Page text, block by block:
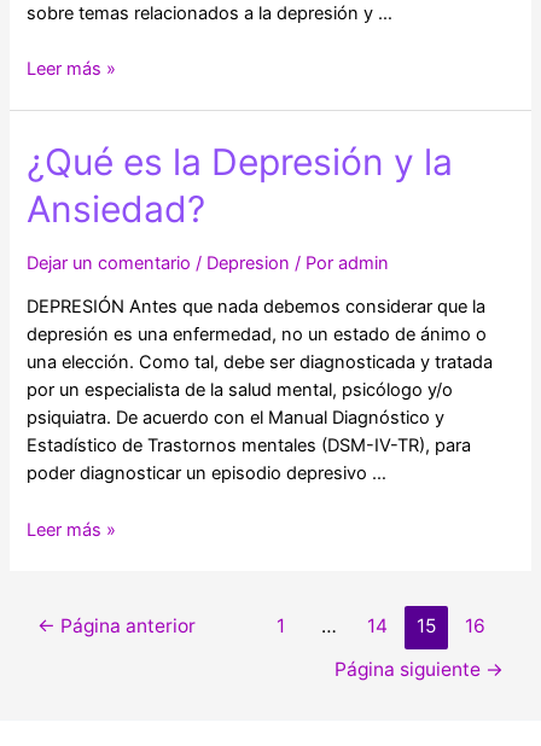
sobre temas relacionados a la depresión y …
Fundación
Lucha
Contra
la
cambia
identidad
visual
Leer más »
¿Qué es la Depresión y la
Ansiedad?
Dejar un comentario / Depresion / Poradmin
DEPRESIÓN Antes que nada debemos considerar que la
depresión es una enfermedad, no un estado de ánimo o
una elección. Como tal, debe ser diagnosticada y tratada
por un especialista de la salud mental, psicólogo y/o
psiquiatra. De acuerdo con el Manual Diagnóstico y
Estadístico de Trastornos mentales (DSM-IV-TR), para
poder diagnosticar un episodio depresivo …
¿Qué
Depresión
Leer más »
Navegación
← Página anterior 1 … 14 15
16
Página siguiente →